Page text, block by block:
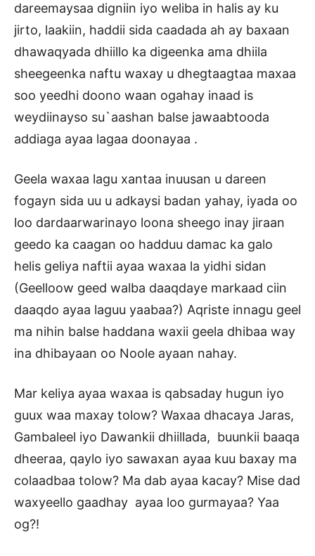
dareemaysaa digniin iyo weliba in halis ay ku
jirto, laakiin, haddii sida caadada ah ay baxaan
dhawaqyada dhiillo ka digeenka ama dhiila
sheegeenka naftu waxay u dhegtaagtaa maxaa
soo yeedhi doono waan ogahay inaad is
weydiinayso su`aashan balse jawaabtooda
addiaga ayaa lagaa doonayaa .
Geela waxaa lagu xantaa inuusan u dareen
fogayn sida uu u adkaysi badan yahay, iyada oo
loo dardaarwarinayo loona sheego inay jiraan
geedo ka caagan oo hadduu damac ka galo
helis geliya naftii ayaa waxaa la yidhi sidan
(Geelloow geed walba daaqdaye markaad ciin
daaqdo ayaa laguu yaabaa?) Aqriste innagu geel
ma nihin balse haddana waxii geela dhibaa way
ina dhibayaan oo Noole ayaan nahay.
Mar keliya ayaa waxaa is qabsaday hugun iyo
guux waa maxay tolow? Waxaa dhacaya Jaras,
Gambaleel iyo Dawankii dhiillada, buunkii baaqa
dheeraa, qaylo iyo sawaxan ayaa kuu baxay ma
colaadbaa tolow? Ma dab ayaa kacay? Mise dad
waxyeello gaadhay ayaa loo gurmayaa? Yaa
og?!